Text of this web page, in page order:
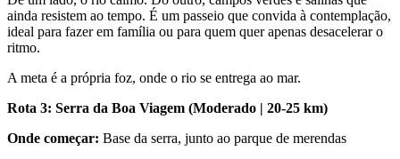
ainda resistem ao tempo. É um passeio que convida à contemplação,
ideal para fazer em família ou para quem quer apenas desacelerar o
ritmo.
A meta é a própria foz, onde o rio se entrega ao mar.
Rota 3: Serra da Boa Viagem (Moderado | 20-25 km)
Onde começar: Base da serra, junto ao parque de merendas